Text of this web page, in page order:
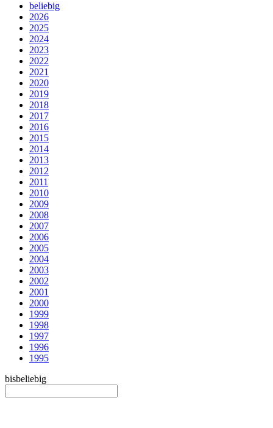
beliebig
2026
2025
2024
2023
2022
2021
2020
2019
2018
2017
2016
2015
2014
2013
2012
2011
2010
2009
2008
2007
2006
2005
2004
2003
2002
2001
2000
1999
1998
1997
1996
1995
bisbeliebig